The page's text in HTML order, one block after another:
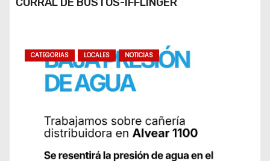
CATEGORIAS LOCALES NOTICIAS